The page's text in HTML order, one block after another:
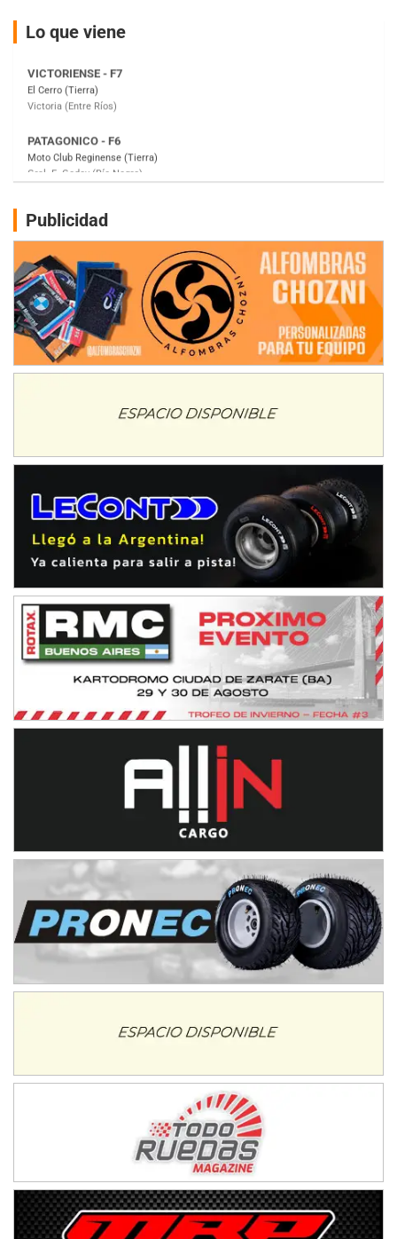
Lo que viene
El Cerro (Tierra)
Victoria (Entre Ríos)
PATAGONICO - F6
Moto Club Reginense (Tierra)
Gral. E. Godoy (Río Negro)
CSK - F7
Juventud Unida (Tierra)
NORESTE SANTAFESINO - F6
Ciudad de Avellaneda (Asfalto)
Avellaneda (Santa Fe)
SUR SANTAFESINO - F4
José Samuel Sánchez (Tierra)
Rufino (Santa Fe)
TUCUMANO - F5
Juan Navarro (Asfalto)
COBERTURA ESPECIAL DE E-KART.COM.AR
IAME SERIES ARGENTINA 6
Baradero (Buenos Aires)
Ciudad de Trenque Lauquen (Asfalto)
Trenque Lauquen (Buenos Aires)
ENTRERRIANO - F6 (POSTERGADA)
Parque de la Velocidad (Asfalto)
Villaguay (Entre Ríos)
VICTORIENSE - F7
El Cerro (Tierra)
PATAGONICO - F6
Gral. E. Godoy (Río Negro)
NORESTE SANTAFESINO - F6
Ciudad de Avellaneda (Asfalto)
Avellaneda (Santa Fe)
SUR SANTAFESINO - F4
José Samuel Sánchez (Tierra)
Publicidad